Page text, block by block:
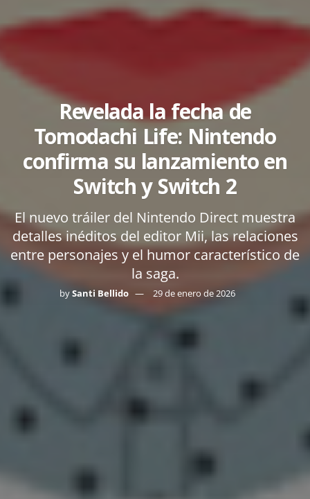
Revelada la fecha de
Tomodachi Life: Nintendo
confirma su lanzamiento en
Switch y Switch 2
El nuevo tráiler del Nintendo Direct muestra
detalles inéditos del editor Mii, las relaciones
entre personajes y el humor característico de
la saga.
bySanti Bellido 29 de enero de 2026